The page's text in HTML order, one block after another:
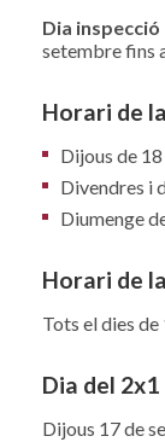
Dia inspecció
setembre fins
Horari de
Dijous de 18
Divendres i
Diumenge
Horari de
Tots el dies de
Dia del 2x1
Dijous 17 de